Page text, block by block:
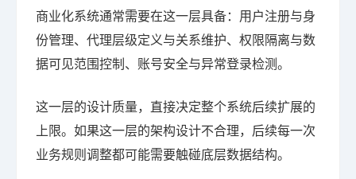
商业化系统通常需要在这一层具备：用户注册与身
份管理、代理层级定义与关系维护、权限隔离与数
据可见范围控制、账号安全与异常登录检测。
这一层的设计质量，直接决定整个系统后续扩展的
上限。如果这一层的架构设计不合理，后续每一次
业务规则调整都可能需要触碰底层数据结构。